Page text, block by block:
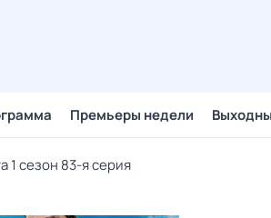
Премьеры недели
1 сезон 83-я серия